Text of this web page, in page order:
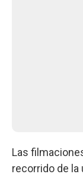
Las
recorrido de la